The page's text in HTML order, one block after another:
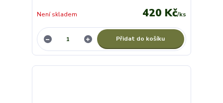
420 Kč/ks
Není skladem
Přidat do košíku